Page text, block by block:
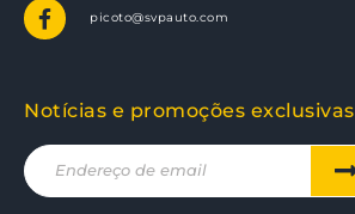
picoto@svpauto.com
Notícias e promoções exclusivas